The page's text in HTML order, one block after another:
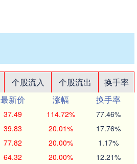
个股流入 个股流出
换手率
最新价 涨幅
换手率
37.49 114.72% 77.46%
39.83 20.01% 17.76%
77.82 20.00% 1.17%
64.32 20.00% 12.21%